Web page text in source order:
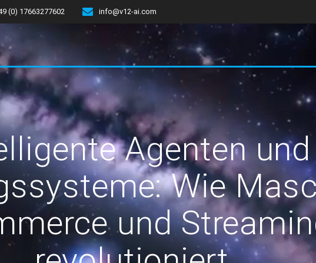
(0) 17663277602 info@v12-ai.com
Agenten und
Wie
und